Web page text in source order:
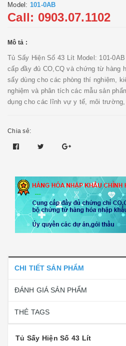
Model: 101-0AB
Call: 0903.07.1102
Mô tả :
Tủ Sấy Hiện Số 43 Lít Model: 101-
cấp đầy đủ CO,CQ và chứng từ hàng
sấy dùng cho các phòng thí nghiệm,
nghiệm và phân tích các mẫu sản
dụng cho các lĩnh vự y tế, môi trường,
Chia sẻ:
CHI TIẾT SẢN PHẨM
ĐÁNH GIÁ SẢN PHẨM
THẺ TAGS
Tủ Sấy Hiện Số 43 Lít